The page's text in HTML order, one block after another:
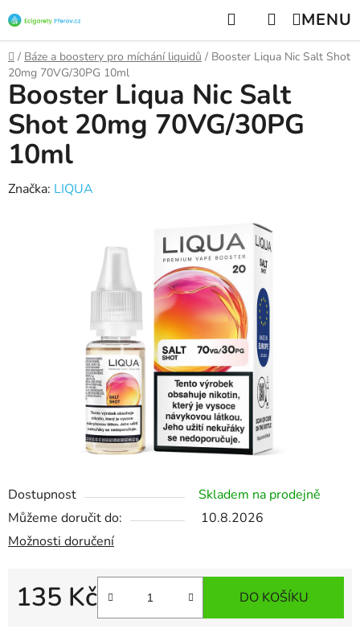
na
obsah
Hledat NÁKUPNÍ
KOŠÍK
Domů
/ Báze a boostery pro míchání liquidů / Booster Liqua Nic Salt Shot
20mg 70VG/30PG 10ml
Dostupnost
Skladem na prodejně
Můžeme doručit do:
10.8.2026
Možnosti doručení
135 Kč DO KOŠÍKU
Booster Liqua Nic Salt
Shot 20mg 70VG/30PG
10ml
Značka: LIQUA